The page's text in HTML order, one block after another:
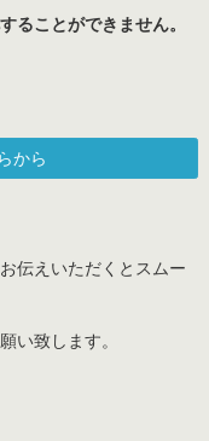
ることができません。
から
伝えいただくとスムー
い致します。